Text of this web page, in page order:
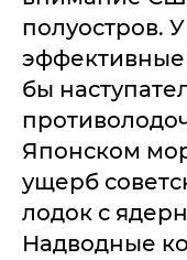
полуостров.
эффективные
бы
Японском
ущерб
лодок с
Надводные